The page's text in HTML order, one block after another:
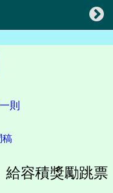
則
稿
給容積獎勵跳票